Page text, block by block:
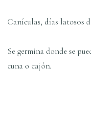
Caní­culas, dí­as latosos
Se germina donde se
cuna o cajón.